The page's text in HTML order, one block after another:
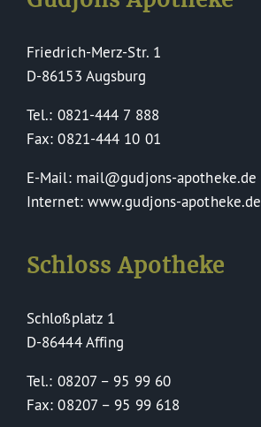
Friedrich-Merz-Str. 1
D-86153 Augsburg
Tel.: 0821-444 7 888
Fax: 0821-444 10 01
E-Mail: mail@gudjons-apotheke.de
Internet: www.gudjons-apotheke.de
Schloss Apotheke
Schloßplatz 1
D-86444 Affing
Tel.: 08207 – 95 99 60
Fax: 08207 – 95 99 618